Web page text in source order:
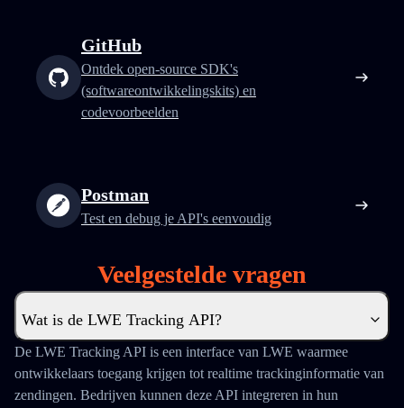
GitHub
Ontdek open-source SDK's
(softwareontwikkelingskits) en
codevoorbeelden
Postman
Test en debug je API's eenvoudig
Veelgestelde vragen
Wat is de LWE Tracking API?
De LWE Tracking API is een interface van LWE waarmee
ontwikkelaars toegang krijgen tot realtime trackinginformatie van
zendingen. Bedrijven kunnen deze API integreren in hun